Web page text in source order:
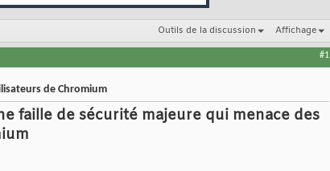
Outils de la discussion Affichage
#1
de Chromium
faille de sécurité majeure qui menace des